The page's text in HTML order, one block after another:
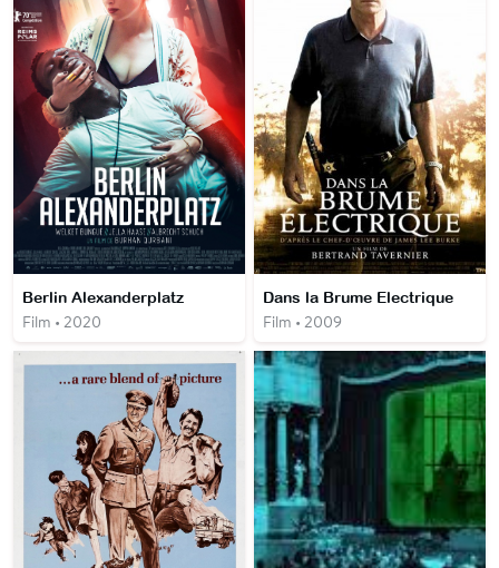
Berlin Alexanderplatz
Film • 2020
Dans la Brume Electrique
Film • 2009